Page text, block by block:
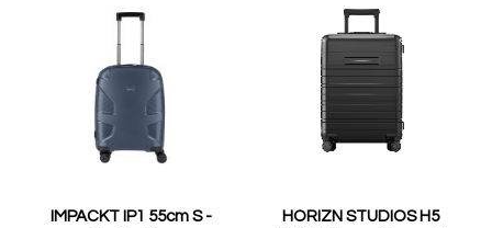
IMPACKT IP1 55cm S -
HORIZN STUDIOS H5